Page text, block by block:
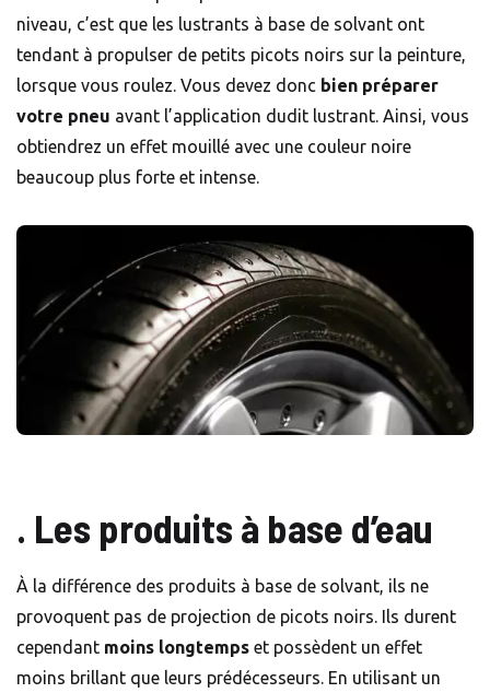
niveau, c’est que les lustrants à base de solvant ont
tendant à propulser de petits picots noirs sur la peinture,
lorsque vous roulez. Vous devez donc bien préparer
votre pneu avant l’application dudit lustrant. Ainsi, vous
obtiendrez un effet mouillé avec une couleur noire
beaucoup plus forte et intense.
. Les produits à base d’eau
À la différence des produits à base de solvant, ils ne
provoquent pas de projection de picots noirs. Ils durent
cependant moins longtemps et possèdent un effet
moins brillant que leurs prédécesseurs. En utilisant un